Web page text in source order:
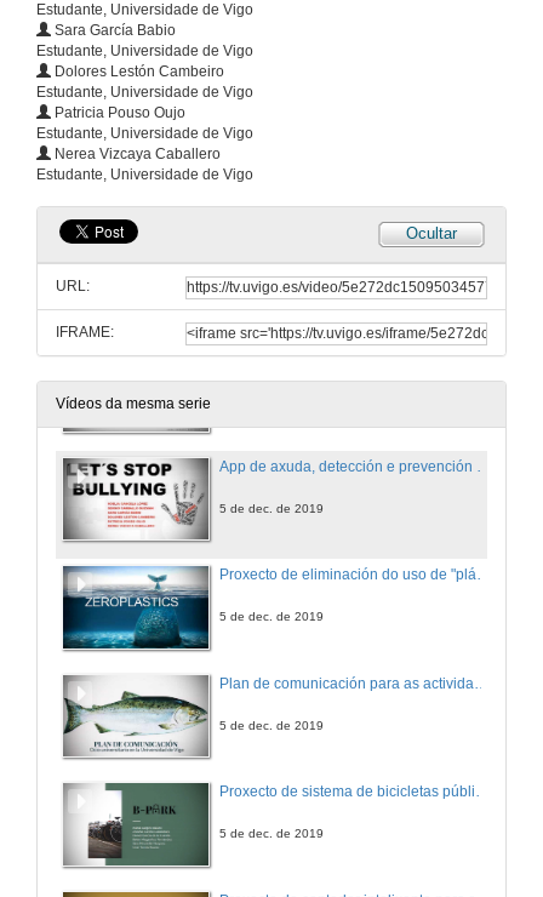
Estudante, Universidade de Vigo
Sara García Babio
Estudante, Universidade de Vigo
Dolores Lestón Cambeiro
Estudante, Universidade de Vigo
Patricia Pouso Oujo
Estudante, Universidade de Vigo
Nerea Vizcaya Caballero
Estudante, Universidade de Vigo
Ocultar
URL:
IFRAME:
Vídeos da mesma serie
5 de dec. de 2019
5 de dec. de 2019
Proxecto actividades e de reacondicionamiento de espazos en hospitais para nenos afectados de cancro
5 de dec. de 2019
191204_CTC_fuego_con_cut5
5 de dec. de 2019
Proxecto de eliminación do uso de "plástico" en supermercados e grandes superficies
5 de dec. de 2019
5 de dec. de 2019
Proxecto de sistema de bicicletas públicas en garaxe 24 horas
5 de dec. de 2019